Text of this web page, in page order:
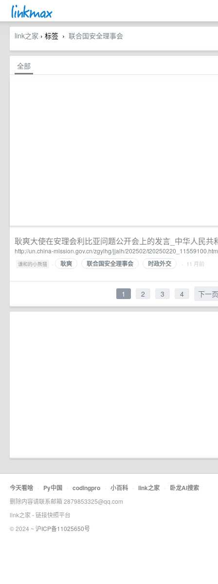
link之家 › 标签 › 联合国安全理事会
全部
耿爽大使在安理会利比亚问题公开会上的发言_中华人民共
http://un.china-mission.gov.cn/zgylhg/jjalh/202502/t20250220_11559100.htm
谦和的小熊猫 · 耿爽 联合国安全理事会 时政外交 · 11 月前
1 2 3 4 下一页
今天看啥 · Py中国 · codingpro · 小百科 · link之家 · 卧龙AI搜索
删除内容请联系邮箱 2879853325@qq.com
link之家 - 链接快照平台
© 2024 ~ 沪ICP备11025650号